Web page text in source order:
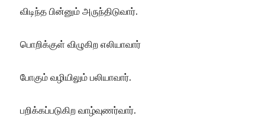
விடிந்த பின்னும் அருந்திடுவார்.
பொறிக்குள் விழுகிற எலியாவார்
போகும் வழியிலும் பலியாவார்.
பறிக்கப்படுகிற வாழ்வுணர்வார்.